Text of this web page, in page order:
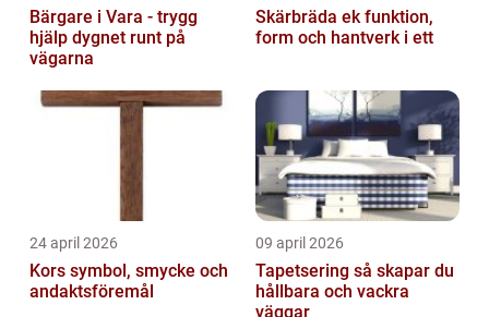
Bärgare i Vara - trygg
hjälp dygnet runt på
vägarna
Skärbräda ek funktion,
form och hantverk i ett
24 april 2026
Kors symbol, smycke och
andaktsföremål
09 april 2026
Tapetsering så skapar du
hållbara och vackra
väggar